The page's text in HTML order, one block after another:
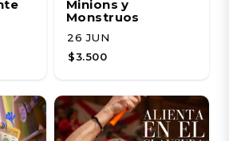
Minions y
Monstruos
26 JUN
$3.500